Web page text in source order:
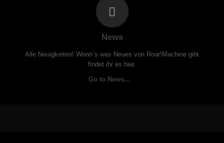
News
Alle Neuigkeiten! Wenn`s was Neues von Roar!Machine gibt
findet ihr es hier.
Go to News...